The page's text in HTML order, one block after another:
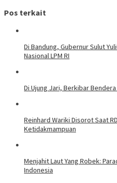
Pos terkait
Di Bandung, Gubernur Sulut
Nasional LPM RI
Di Ujung Jari, Berkibar
Reinhard Wariki Disorot Saat
Ketidakmampuan
Menjahit Laut Yang Robek:
Indonesia